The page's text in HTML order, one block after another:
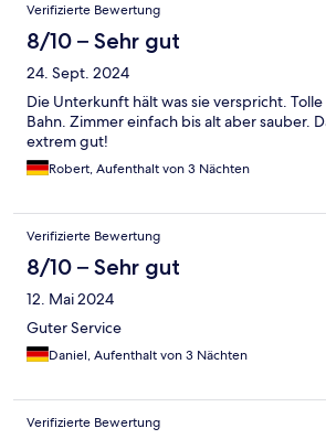
Verifizierte Bewertung
8/10 – Sehr gut
24. Sept. 2024
Die Unterkunft hält was sie verspricht. Tolle
Bahn. Zimmer einfach bis alt aber sauber.
extrem gut!
Robert, Aufenthalt von 3 Nächten
Verifizierte Bewertung
8/10 – Sehr gut
12. Mai 2024
Guter Service
Daniel, Aufenthalt von 3 Nächten
Verifizierte Bewertung